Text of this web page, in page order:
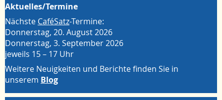
Aktuelles/Termine
Nächste CaféSatz-Termine:
Donnerstag, 20. August 2026
Donnerstag, 3. September 2026
jeweils 15 – 17 Uhr
Weitere Neuigkeiten und Berichte finden Sie in
unserem Blog